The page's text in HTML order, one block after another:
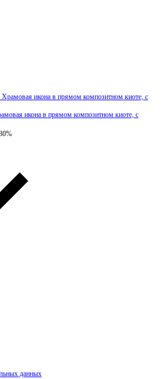
икона в прямом композитном киоте, с
данных